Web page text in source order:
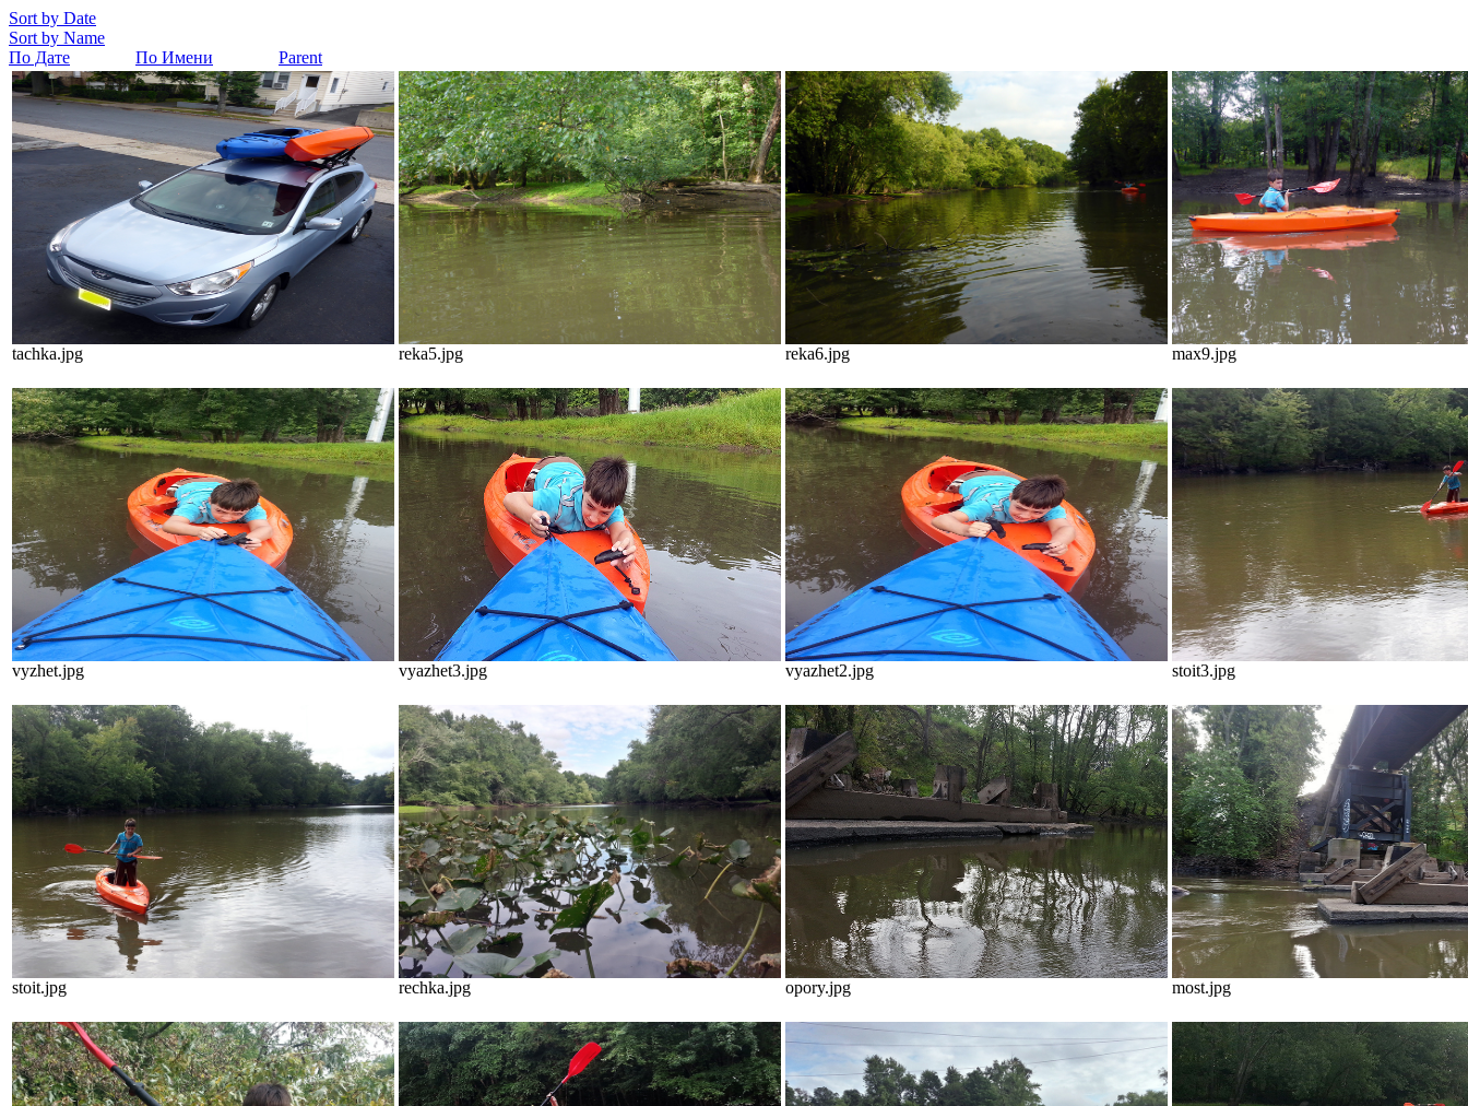
Sort by Date
Sort by Name
По Дате
По Имени Parent
tachka.jpg reka5.jpg reka6.jpg max9.jpg
vyzhet.jpg vyazhet3.jpg vyazhet2.jpg stoit3.jpg
stoit.jpg rechka.jpg opory.jpg most.jpg